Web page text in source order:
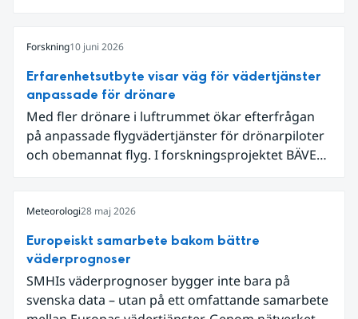
nu vuxit till ett internationellt samarbete som
både driver teknikutveckling och skapar
samhällsnytta genom meteorologiska satellitdata.
Forskning10 juni 2026
Erfarenhetsutbyte visar väg för vädertjänster
anpassade för drönare
Med fler drönare i luftrummet ökar efterfrågan
på anpassade flygvädertjänster för drönarpiloter
och obemannat flyg. I forskningsprojektet BÄVER
som möter dessa behov. Drygt halvvägs in i
projektet har projektets intressenter samlats för
en andra workshop som gav värdefulla insikter.
Meteorologi28 maj 2026
Europeiskt samarbete bakom bättre
väderprognoser
SMHIs väderprognoser bygger inte bara på
svenska data – utan på ett omfattande samarbete